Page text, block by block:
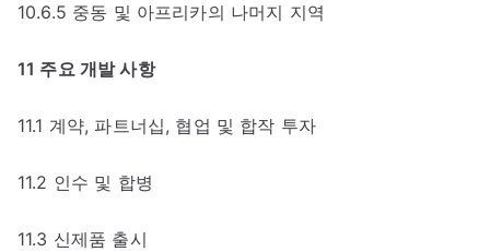
10.6.5 중동 및 아프리카의 나머지 지역
11 주요 개발 사항
11.1 계약, 파트너십, 협업 및 합작 투자
11.2 인수 및 합병
11.3 신제품 출시